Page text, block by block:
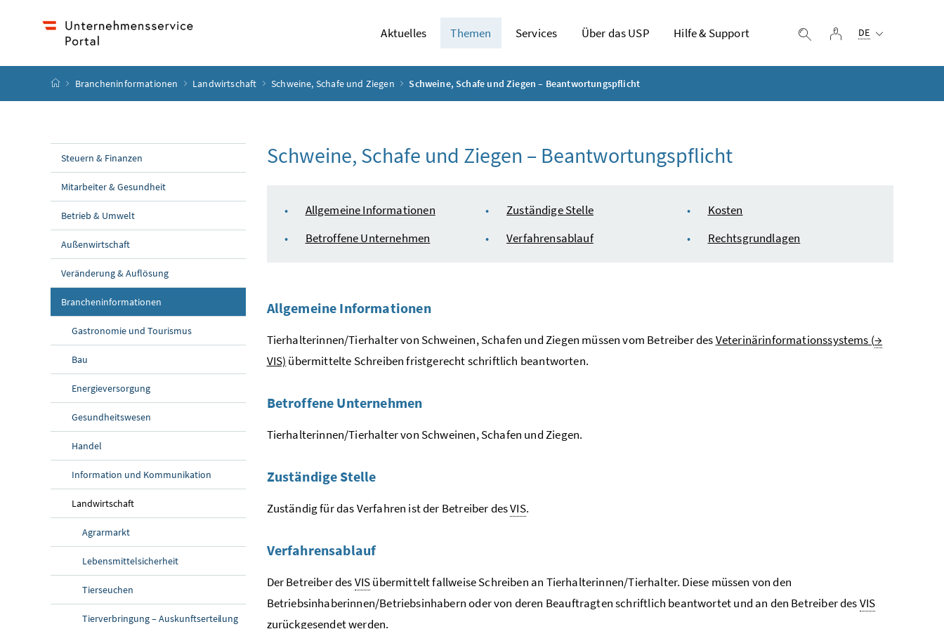
Aktuelles Themen Services Über das USP Hilfe & Support Suche einblenden
Login
DE
Startseite
Brancheninformationen Landwirtschaft Schweine, Schafe und Ziegen Schweine, Schafe und Ziegen – Beantwortungspflicht
Steuern & Finanzen
Mitarbeiter & Gesundheit
Betrieb & Umwelt
Außenwirtschaft
Veränderung & Auflösung
Brancheninformationen
Gastronomie und Tourismus
Bau
Energieversorgung
Gesundheitswesen
Handel
Information und Kommunikation
Landwirtschaft
Agrarmarkt
Lebensmittelsicherheit
Tierseuchen
Tierverbringung – Auskunftserteilung
Schweine, Schafe und Ziegen – Beantwortungspflicht
Inhaltsverzeichnis
Allgemeine Informationen
Betroffene Unternehmen
Zuständige Stelle
Verfahrensablauf
Kosten
Rechtsgrundlagen
Allgemeine Informationen
Tierhalterinnen/Tierhalter von Schweinen, Schafen und Ziegen müssen vom Betreiber desVeterinärinformationssystems (→
VIS) übermittelte Schreiben fristgerecht schriftlich beantworten.
Betroffene Unternehmen
Tierhalterinnen/Tierhalter von Schweinen, Schafen und Ziegen.
Zuständige Stelle
Zuständig für das Verfahren ist der Betreiber desVIS.
Verfahrensablauf
Der Betreiber desVISübermittelt fallweise Schreiben an Tierhalterinnen/Tierhalter. Diese müssen von den
Betriebsinhaberinnen/Betriebsinhabern oder von deren Beauftragten schriftlich beantwortet und an den Betreiber desVIS
zurückgesendet werden.